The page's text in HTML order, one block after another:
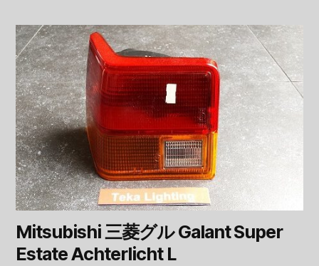
Mitsubishi 三菱グル Galant Super
Estate Achterlicht L